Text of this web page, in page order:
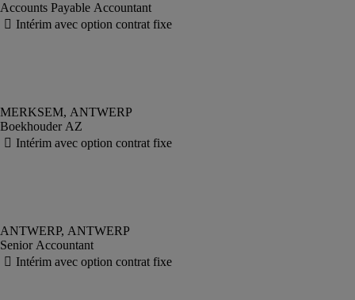
Accounts Payable Accountant
Boekhouder AZ
Senior Accountant